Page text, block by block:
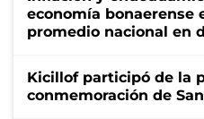
economía bonaerense
promedio nacional en
Kicillof participó de la
conmemoración de